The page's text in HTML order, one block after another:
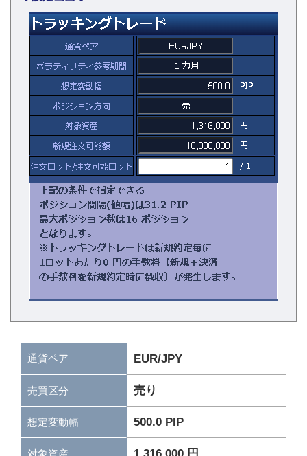
通貨ペア EUR/JPY
売買区分 売り
想定変動幅 500.0 PIP
対象資産